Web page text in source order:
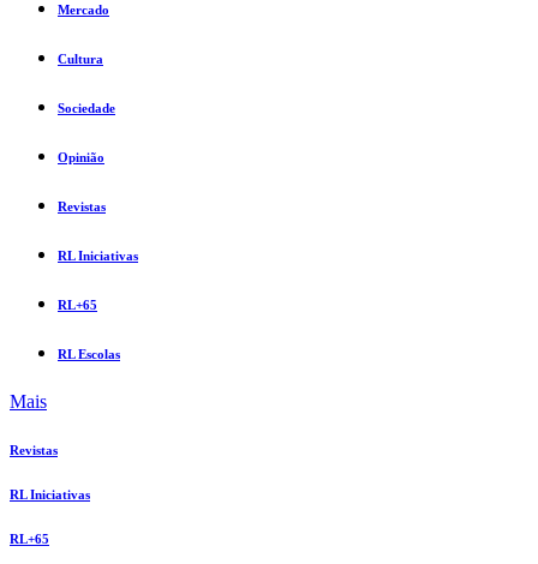
Mercado
Cultura
Sociedade
Opinião
Revistas
RL Iniciativas
RL+65
RL Escolas
Mais
Revistas
RL Iniciativas
RL+65